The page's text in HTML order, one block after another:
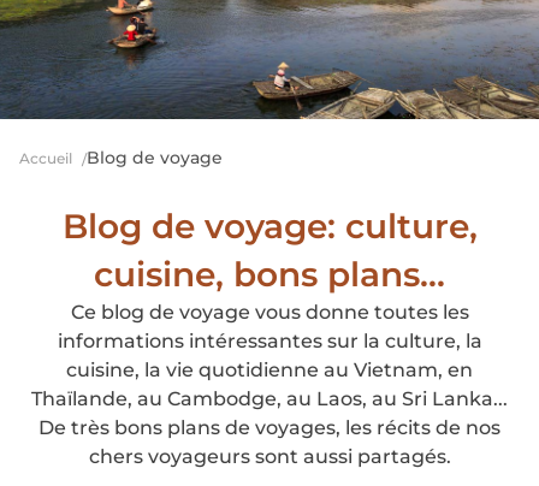
Accueil Blog de voyage
Blog de voyage: culture,
cuisine, bons plans...
Ce blog de voyage vous donne toutes les
informations intéressantes sur la culture, la
cuisine, la vie quotidienne au Vietnam, en
Thaïlande, au Cambodge, au Laos, au Sri Lanka...
De très bons plans de voyages, les récits de nos
chers voyageurs sont aussi partagés.